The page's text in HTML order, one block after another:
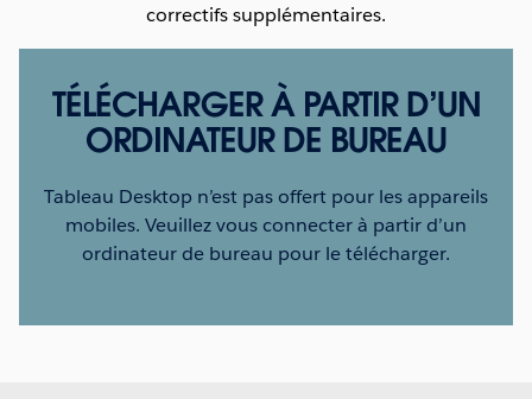
correctifs supplémentaires.
TÉLÉCHARGER À PARTIR D’UN
ORDINATEUR DE BUREAU
Tableau Desktop n’est pas offert pour les appareils
mobiles. Veuillez vous connecter à partir d’un
ordinateur de bureau pour le télécharger.